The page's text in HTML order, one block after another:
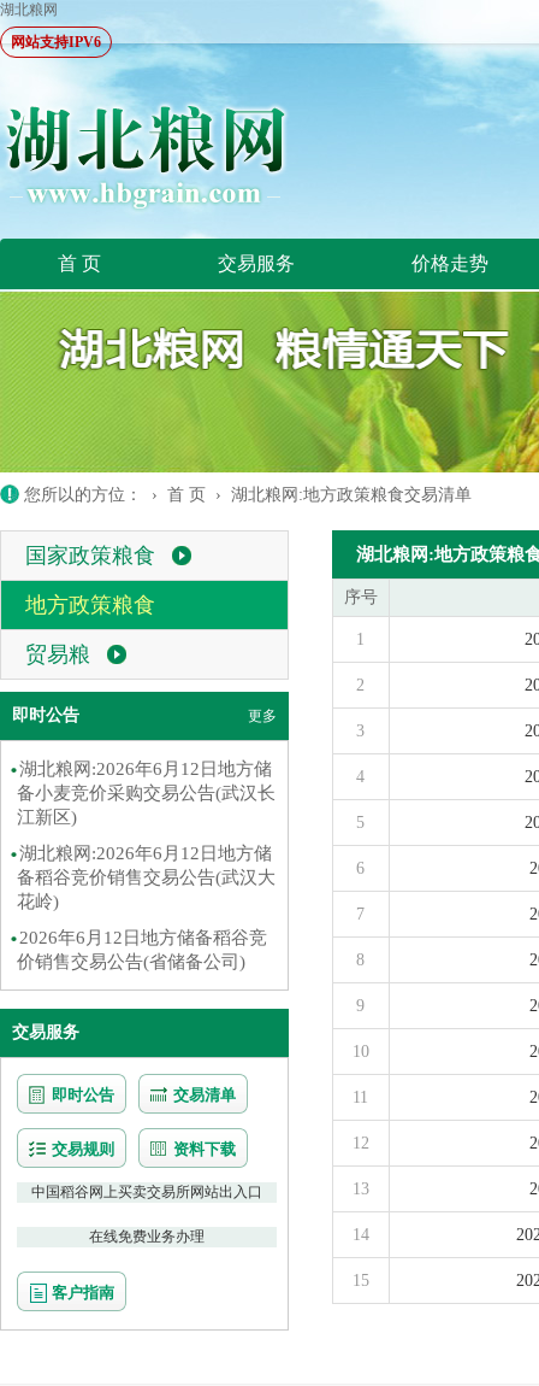
湖北粮网
网站支持IPV6
首 页 交易服务 价格走势
您所以的方位： › 首 页 › 湖北粮网:地方政策粮食交易清单
国家政策粮食
地方政策粮食
贸易粮
即时公告 更多
湖北粮网:2026年6月12日地方储
备小麦竞价采购交易公告(武汉长
江新区)
湖北粮网:2026年6月12日地方储
备稻谷竞价销售交易公告(武汉大
花岭)
2026年6月12日地方储备稻谷竞
价销售交易公告(省储备公司)
交易服务
即时公告 交易清单
交易规则 资料下载
中国稻谷网上买卖交易所网站出入口
在线免费业务办理
客户指南
湖北粮网:地方政策粮
序号
1
2
3
4
5
6
7
8
9
10
11
12
13
14
15